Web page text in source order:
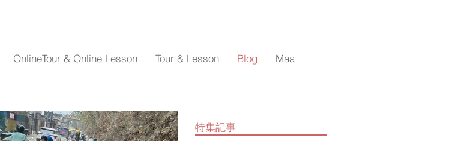
OnlineTour & Online Lesson Tour & Lesson Blog Maa
特集記事